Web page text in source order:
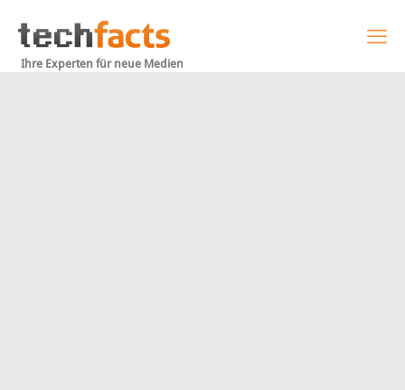
Ihre Experten für neue Medien